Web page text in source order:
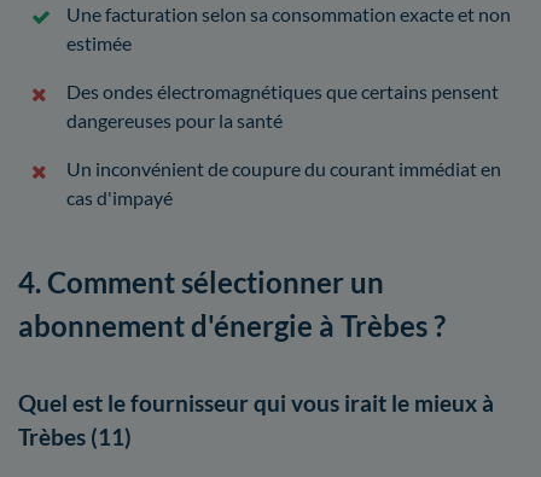
Une facturation selon sa consommation exacte et non
estimée
Des ondes électromagnétiques que certains pensent
dangereuses pour la santé
Un inconvénient de coupure du courant immédiat en
cas d'impayé
4. Comment sélectionner un
abonnement d'énergie à Trèbes ?
Quel est le fournisseur qui vous irait le mieux à
Trèbes (11)